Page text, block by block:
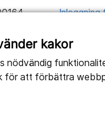
kakor
nödvändig
för att förbättra
liv
Inloggning